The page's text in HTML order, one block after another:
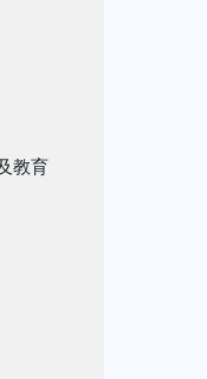
教育